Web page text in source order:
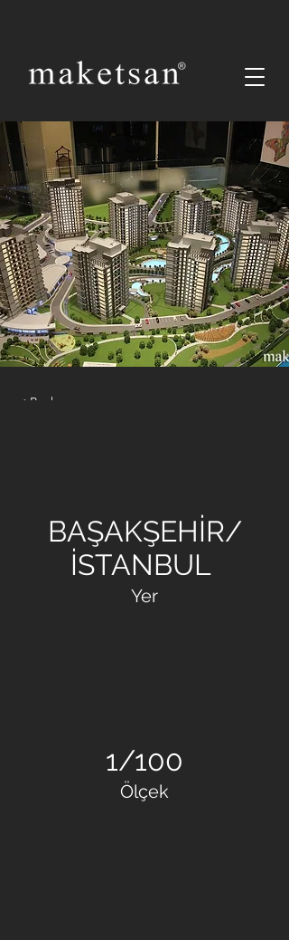
< Back
BAŞAKŞEHİR/
İSTANBUL
Yer
1/100
Ölçek